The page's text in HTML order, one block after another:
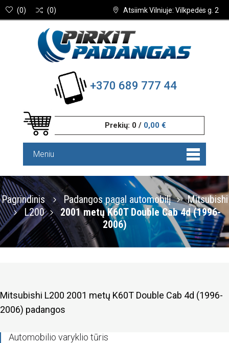
Atsiimk Vilniuje: Vilkpedės g. 2
(0) (0)
+370 689 777 44
Prekių: 0 / 0,00 €
Meniu
Pagrindinis Padangos pagal automobilį
Mitsubishi
L200
2001 metų K60T Double Cab 4d (1996-
2006)
Mitsubishi L200 2001 metų K60T Double Cab 4d (1996-
2006) padangos
Automobilio varyklio tūris